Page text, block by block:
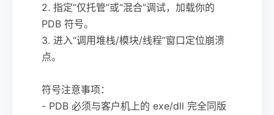
2. 指定“仅托管”或“混合”调试，加载你的
PDB 符号。
3. 进入“调用堆栈/模块/线程”窗口定位崩溃
点。
符号注意事项：
- PDB 必须与客户机上的 exe/dll 完全同版